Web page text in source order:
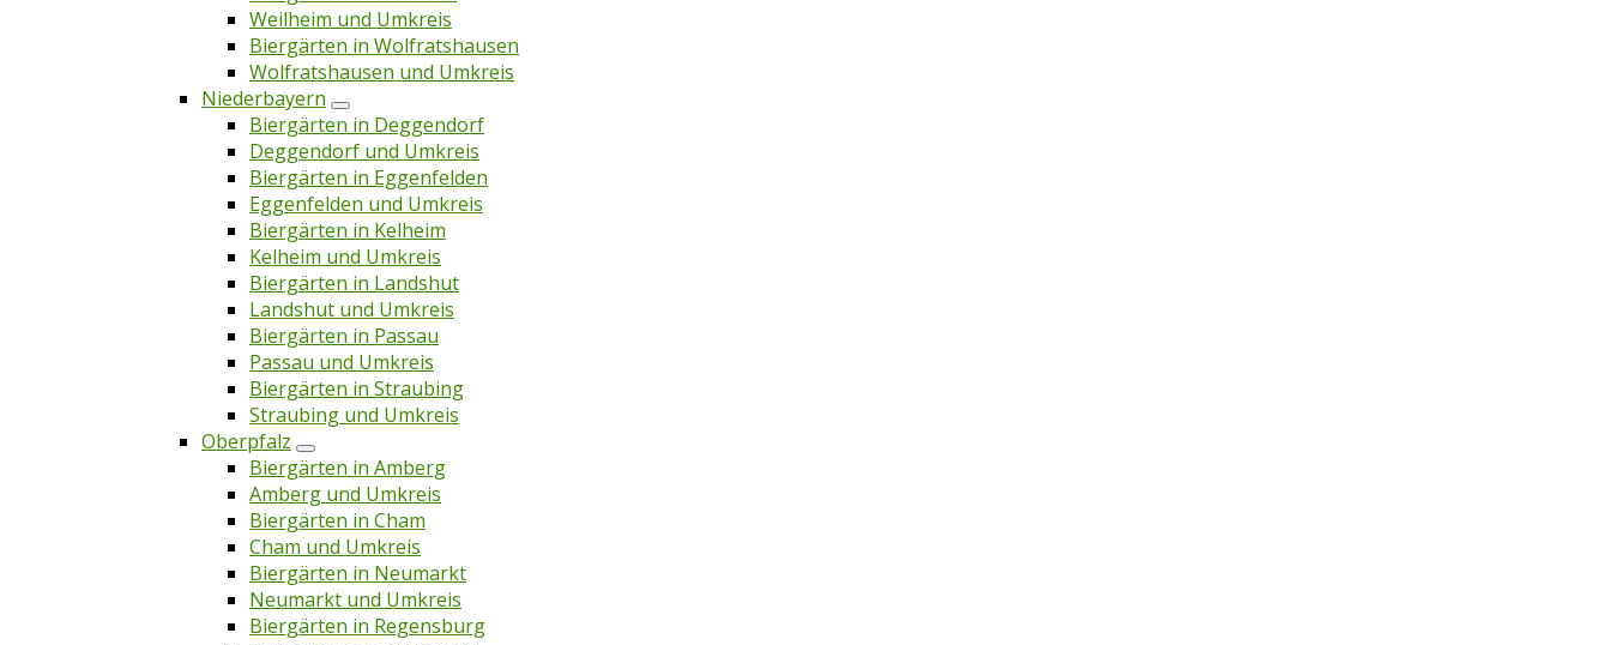
Weilheim und Umkreis
Biergärten in Wolfratshausen
Wolfratshausen und Umkreis
Niederbayern
Biergärten in Deggendorf
Deggendorf und Umkreis
Biergärten in Eggenfelden
Eggenfelden und Umkreis
Biergärten in Kelheim
Kelheim und Umkreis
Biergärten in Landshut
Landshut und Umkreis
Biergärten in Passau
Passau und Umkreis
Biergärten in Straubing
Straubing und Umkreis
Oberpfalz
Biergärten in Amberg
Amberg und Umkreis
Biergärten in Cham
Cham und Umkreis
Biergärten in Neumarkt
Neumarkt und Umkreis
Biergärten in Regensburg